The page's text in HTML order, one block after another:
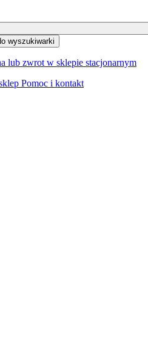
wyszukiwarki
lub zwrot w sklepie stacjonarnym
Pomoc i kontakt